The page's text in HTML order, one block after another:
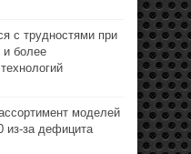
с трудностями при
и более
моделей
из-за дефицита